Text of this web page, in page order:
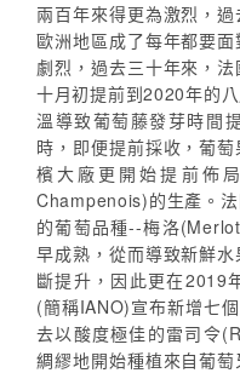
兩百年來得更為激烈，
歐洲地區成了每年都要
劇烈，過去三十年來，
十月初提前到2020年的
溫導致葡萄藤發芽時間
時，即便提前採收，葡
檳大廠更開始提前佈
Champenois)的生產。
的葡萄品種--梅洛
早成熟，從而導致新鮮
斷提升，因此更在2019
(簡稱IANO)宣布新增七
去以酸度極佳的雷司令
綢繆地開始種植來自葡